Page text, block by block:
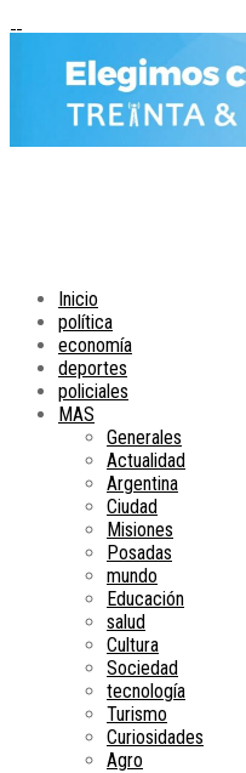
Inicio
política
economía
deportes
policiales
MAS
Generales
Actualidad
Argentina
Ciudad
Misiones
Posadas
mundo
Educación
salud
Cultura
Sociedad
tecnología
Turismo
Curiosidades
Agro